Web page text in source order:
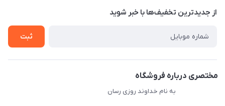
درباره ما
راهنما
از جدید‌ترین تخفیف‌ها با‌ خبر شوید
ثبت
مختصری درباره فروشگاه
به نام خداوند روزی رسان